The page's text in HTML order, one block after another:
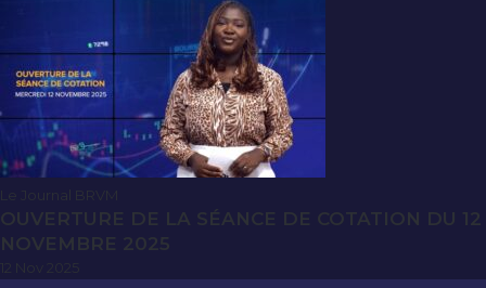
Le Journal BRVM
OUVERTURE DE LA SÉANCE DE COTATION DU 12
NOVEMBRE 2025